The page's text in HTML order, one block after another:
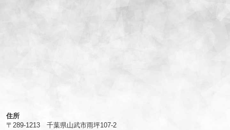
住所
〒289-1213 千葉県山武市雨坪107-2